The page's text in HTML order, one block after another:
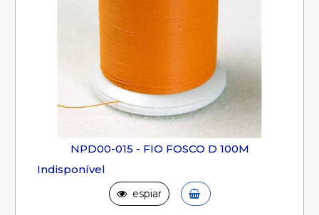
NPD00-015 - FIO FOSCO D 100M
Indisponível
espiar